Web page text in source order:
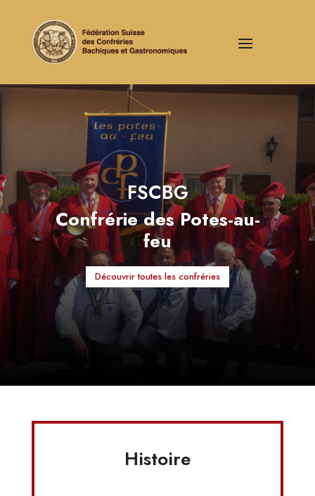
FSCBG
Confrérie des Potes-au-
feu
Découvrir toutes les confréries
Histoire